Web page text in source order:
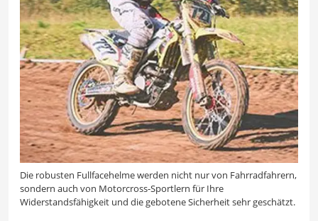
Die robusten Fullfacehelme werden nicht nur von Fahrradfahrern,
sondern auch von Motorcross-Sportlern für Ihre
Widerstandsfähigkeit und die gebotene Sicherheit sehr geschätzt.